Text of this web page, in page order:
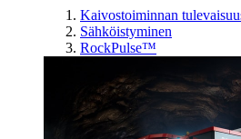
Kaivostoiminnan
Sähköistyminen
RockPulse™